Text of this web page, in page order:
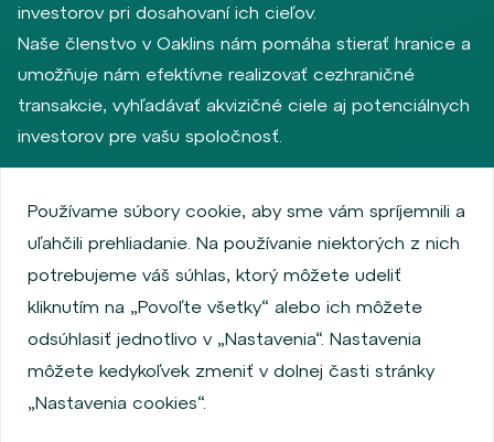
investorov pri dosahovaní ich cieľov.
Naše členstvo v Oaklins nám pomáha stierať hranice a
umožňuje nám efektívne realizovať cezhraničné
transakcie, vyhľadávať akvizičné ciele aj potenciálnych
investorov pre vašu spoločnosť.
Zásady ochrany osobných údajov
Používanie súborov cookie
Informácie o emitentoch
Zamestnanecký akciový program
Povinne zverejňované informácie
Finančná výkonnosť
Regulation S, Rule 144a
MiFID Information
Disclaimer
Používame súbory cookie, aby sme vám spríjemnili a
uľahčili prehliadanie. Na používanie niektorých z nich
potrebujeme váš súhlas, ktorý môžete udeliť
kliknutím na „Povoľte všetky“ alebo ich môžete
odsúhlasiť jednotlivo v „Nastavenia“. Nastavenia
môžete kedykoľvek zmeniť v dolnej časti stránky
„Nastavenia cookies“.